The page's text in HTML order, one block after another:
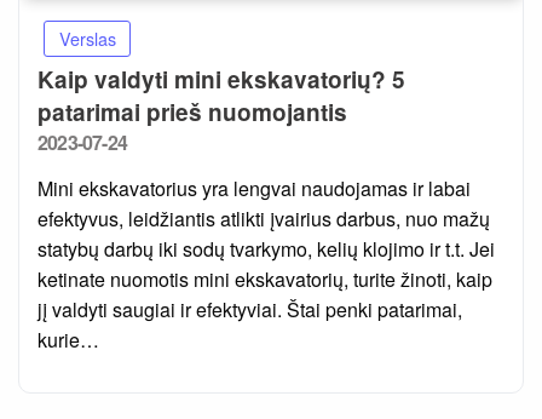
Verslas
Kaip valdyti mini ekskavatorių? 5
patarimai prieš nuomojantis
Posted
2023-07-24
Mini ekskavatorius yra lengvai naudojamas ir labai
efektyvus, leidžiantis atlikti įvairius darbus, nuo mažų
statybų darbų iki sodų tvarkymo, kelių klojimo ir t.t. Jei
ketinate nuomotis mini ekskavatorių, turite žinoti, kaip
jį valdyti saugiai ir efektyviai. Štai penki patarimai,
kurie…